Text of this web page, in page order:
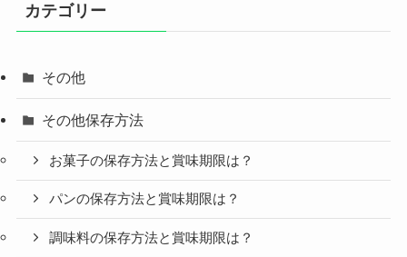
カテゴリー
その他
その他保存方法
お菓子の保存方法と賞味期限は？
パンの保存方法と賞味期限は？
調味料の保存方法と賞味期限は？